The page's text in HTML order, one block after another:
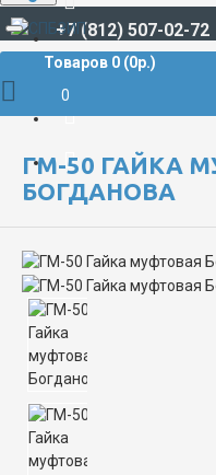
+7 (812) 507-02-72
Товаров 0 (0р.)
0
ГМ-50 ГАЙКА
БОГДАНОВА